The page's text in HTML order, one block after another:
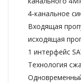
4-канальное
Входящая
исходящая
1 интерфейс
Технология